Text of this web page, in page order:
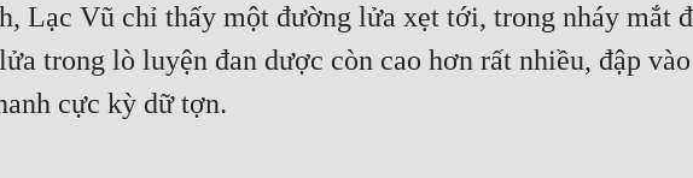
Lạc Vũ chỉ thấy một đường lửa xẹt tới, trong nháy mắt
trong lò luyện đan dược còn cao hơn rất nhiều, đập
cực kỳ dữ tợn.